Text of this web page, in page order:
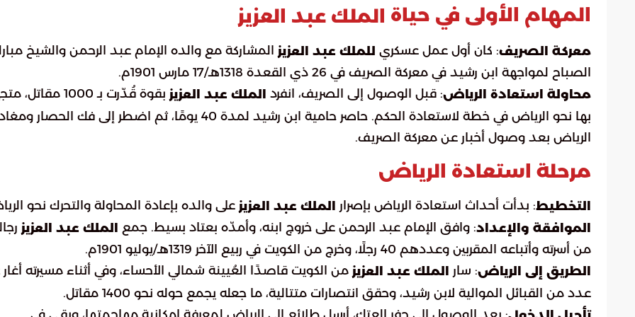
المهام الأولى في حياة الملك عبد العزيز
معركة الصريف: كان أول عمل عسكري للملك عبد العزيز المشاركة مع والده الإمام عبد الرحمن والشيخ
الصباح لمواجهة ابن رشيد في معركة الصريف في 26 ذي القعدة 1318هـ/17 مارس 1901م.
محاولة استعادة الرياض: قبل الوصول إلى الصريف، انفرد الملك عبد العزيز
بقوة قُدّرت بـ 1000 مقاتل،
بها نحو الرياض في خطة لاستعادة الحكم. حاصر حامية ابن رشيد لمدة 40 يومًا، ثم اضطر إلى فك الحصار
الرياض بعد وصول أخبار عن معركة الصريف.
مرحلة استعادة الرياض
التخطيط: بدأت أحداث استعادة الرياض بإصرار الملك عبد العزيز على والده بإعادة المحاولة والتحرك نحو
الموافقة والإعداد: وافق الإمام عبد الرحمن على خروج ابنه، وأمدّه بعتاد بسيط. جمع الملك عبد العزيز
من أسرته وأتباعه المقربين وعددهم 40 رجلًا، وخرج من الكويت في ربيع الآخر 1319هـ/يوليو 1901م.
الطريق إلى الرياض: سار الملك عبد العزيز من الكويت قاصدًا العُيينة شمالي الأحساء، وفي أثناء مسيرته
عدد من القبائل الموالية لابن رشيد، وحقق انتصارات متتالية، ما جعله يجمع حوله نحو 1400 مقاتل.
: بعد الوصول إلى حفر العتك، أرسل طلائع إلى الرياض لمعرفة إمكانية مهاجمتها، وبقي في